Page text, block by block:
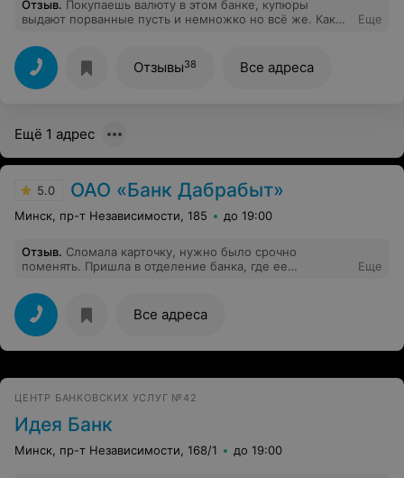
Отзыв. Покупаешь валюту в этом банке, купюры
выдают порванные пусть и немножко но всё же. Как
начинается…То помялась такие не берём, то уголок
завернут…Надорвано, потёрта местами. Почему в
других банках нет таких проблем. Почему работники
позволяют себе в обменных пунктах хамить, швырять с
заметить я не домой к вам прихожу, что за отношение
свой персонал хотя бы быть более дружелюбнее и
Еще
Отзывы38 Все адреса
Ещё 1 адрес
5.0 ОАО «Банк Дабрабыт»
Минск, пр-т Независимости, 185 до 19:00
Отзыв. Сломала карточку, нужно было срочно
поменять. Пришла в отделение банка, где ее
сама в приложении выпустить другую. Даже в очереди
не пришлось стоять, на месте, на всякий случай, вдруг
что-то не то нажму, заблокировала старую и
выпустила новую (как оказалось, там сложно нажать
что-то не то, все очень просто в приложении). Через
Еще
Все адреса
ЦЕНТР БАНКОВСКИХ УСЛУГ №42
Идея Банк
Минск, пр-т Независимости, 168/1 до 19:00